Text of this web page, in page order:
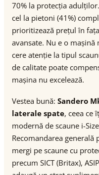
70% la protecția
cel la pietoni (41%)
prioritizează prețul în
avansate. Nu e o
cere atenție la tipul
de calitate poate
mașina nu excelează.
Vestea bună: Sandero
laterale spate, ceea ce
modernă de scaune i-
Recomandarea generală
mergi pe scaune cu
precum SICT (Britax),